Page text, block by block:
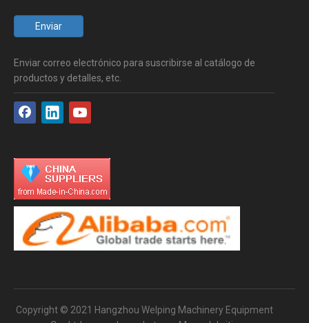
Enviar
Enviar correo electrónico para suscribirse al catálogo de
productos y detalles, etc.
Copyright © 2021 Hangzhou Welping Machinery Equipment